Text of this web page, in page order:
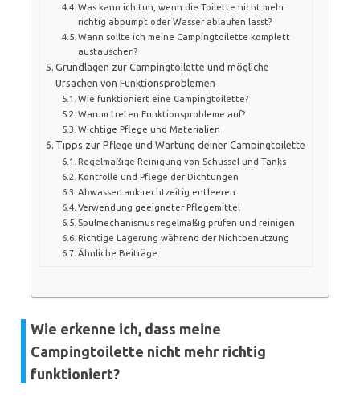
Was kann ich tun, wenn die Toilette nicht mehr
richtig abpumpt oder Wasser ablaufen lässt?
Wann sollte ich meine Campingtoilette komplett
austauschen?
Grundlagen zur Campingtoilette und mögliche
Ursachen von Funktionsproblemen
Wie funktioniert eine Campingtoilette?
Warum treten Funktionsprobleme auf?
Wichtige Pflege und Materialien
Tipps zur Pflege und Wartung deiner Campingtoilette
Regelmäßige Reinigung von Schüssel und Tanks
Kontrolle und Pflege der Dichtungen
Abwassertank rechtzeitig entleeren
Verwendung geeigneter Pflegemittel
Spülmechanismus regelmäßig prüfen und reinigen
Richtige Lagerung während der Nichtbenutzung
Ähnliche Beiträge:
Wie erkenne ich, dass meine
Campingtoilette nicht mehr richtig
funktioniert?